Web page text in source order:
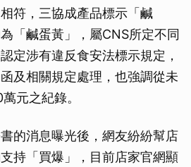
符，三協成產品標示「鹹
「鹹蛋黃」，屬CNS所定不同
定涉有違反食安法標示規定，
及相關規定處理，也強調從未
元之紀錄。
的消息曝光後，網友紛紛幫店
持「買爆」，目前店家官網顯